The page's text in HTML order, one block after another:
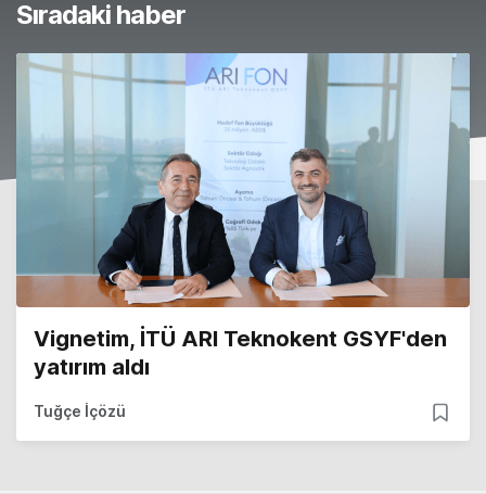
Sıradaki haber
Vignetim, İTÜ ARI Teknokent GSYF'den
yatırım aldı
Tuğçe İçözü